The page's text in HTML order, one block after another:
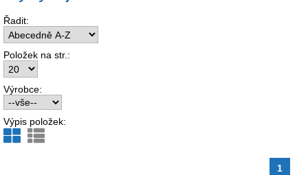
Řadit:
Položek na str.:
Výrobce:
Výpis položek:
1